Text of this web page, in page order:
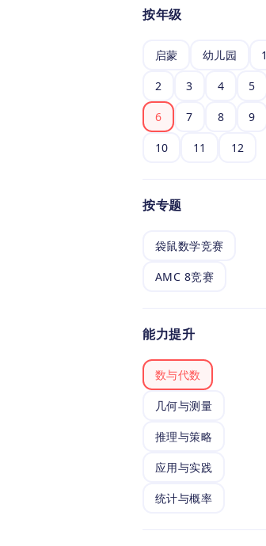
按年级
启蒙 幼儿园 1
2 3 4 5
6 7 8 9
10 11 12
按专题
袋鼠数学竞赛
AMC 8竞赛
能力提升
数与代数
几何与测量
推理与策略
应用与实践
统计与概率